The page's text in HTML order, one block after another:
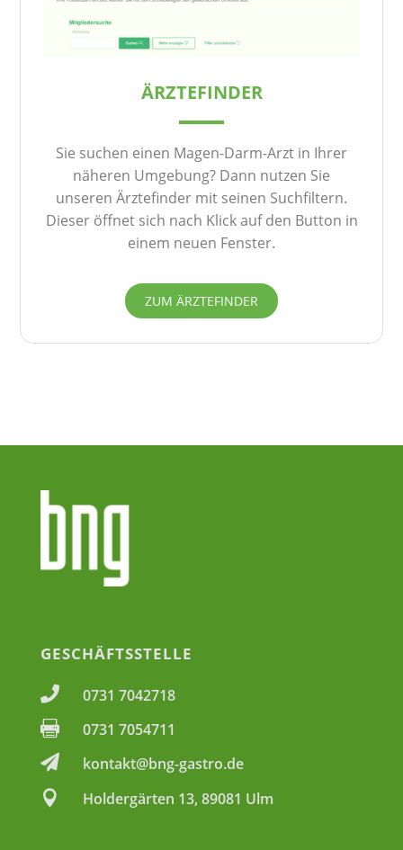
ÄRZTEFINDER
Sie suchen einen Magen-Darm-Arzt in Ihrer
näheren Umgebung? Dann nutzen Sie
unseren Ärztefinder mit seinen Suchfiltern.
Dieser öffnet sich nach Klick auf den Button in
einem neuen Fenster.
ZUM ÄRZTEFINDER
GESCHÄFTSSTELLE
 0731 7042718
 0731 7054711
 kontakt@bng-gastro.de
 Holdergärten 13, 89081 Ulm